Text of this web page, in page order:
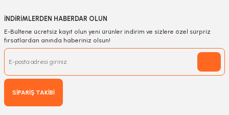
İNDİRİMLERDEN HABERDAR OLUN
E-Bültene ücretsiz kayıt olun yeni ürünler indirim ve sizlere özel sürpriz
fırsatlardan anında haberiniz olsun!
SİPARİŞ TAKİBİ